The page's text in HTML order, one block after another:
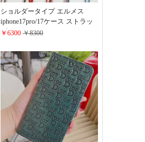
ショルダータイプ エルメス
iphone17pro/17ケース ストラッ
プ付き カーフレザー ライチ風
ース カード収納 スタンド
google pixel 9 proケース 肩掛け
斜めがけ ハイブランド Galaxy
s25/s25ultraケース 大人 レデイ
ース 可愛い
￥6300 ￥8300